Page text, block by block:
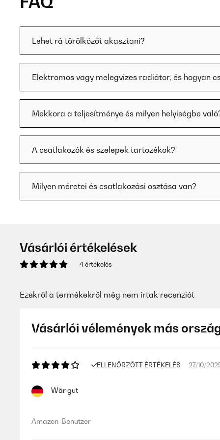
Lehet rá törölközőt akasztani?
Elektromos vagy melegvizes radiátor, és hogyan
Mekkora a teljesítménye és milyen helyiségbe
A csatlakozók és szelepek tartozékok?
Milyen méretei és csatlakozási osztása van?
Vásárlói értékelések
4 értékelés
Ezekről a termékekről még nem írtak recenziót
Vásárlói vélemények más
ELLENŐRZÖTT ÉRTÉKELÉS 27/10/
Wär gut
Amazon-Benutzer